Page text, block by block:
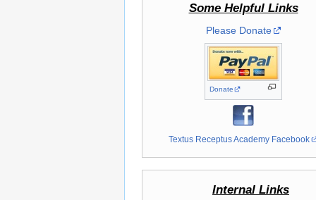
Some Helpful Links
Please Donate
Donate
Textus Receptus Academy Facebook
Internal Links